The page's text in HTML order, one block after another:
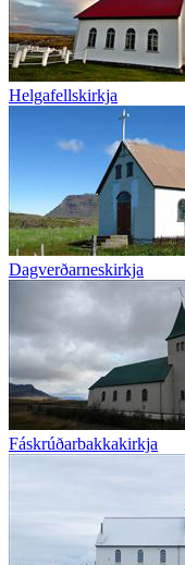
Helgafellskirkja
Dagverðarneskirkja
Fáskrúðarbakkakirkja